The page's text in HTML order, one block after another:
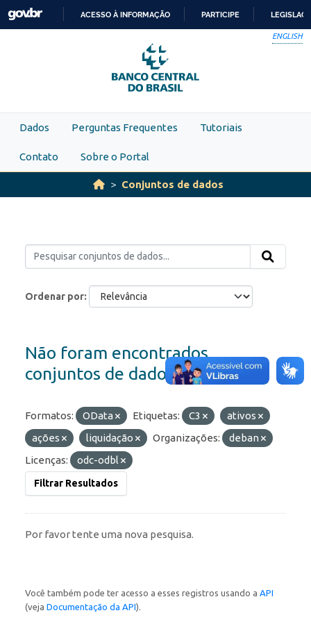
Skip to main content
PARA
O
CONTEÚDO
ACESSO À INFORMAÇÃO PARTICIPE
ENGLISH
Dados Perguntas Frequentes Tutoriais
Contato Sobre o Portal
Conjuntos de dados
Ordenar por
Não foram encontrados
conjuntos de dados
Formatos: OData Etiquetas: C3
ativos
ações
liquidação Organizações:
deban
Licenças:
odc-odbl
Filtrar Resultados
Por favor tente uma nova pesquisa.
Você também pode ter acesso a esses registros usando a API
(veja Documentação da API).